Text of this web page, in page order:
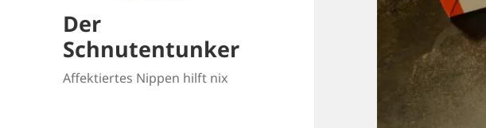
Der
Schnutentunker
Affektiertes Nippen hilft nix